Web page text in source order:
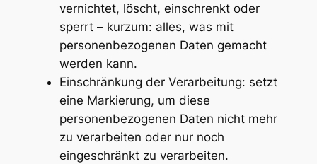
vernichtet, löscht, einschrenkt oder
sperrt – kurzum: alles, was mit
personenbezogenen Daten gemacht
werden kann.
Einschränkung der Verarbeitung: setzt
eine Markierung, um diese
personenbezogenen Daten nicht mehr
zu verarbeiten oder nur noch
eingeschränkt zu verarbeiten.